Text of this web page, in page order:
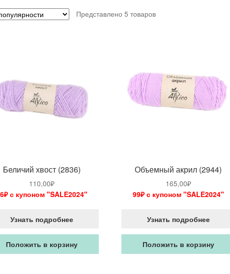
Представлено 5 товаров
Беличий хвост (2836)
110,00₽
с купоном "SALE2024"
Узнать подробнее
Положить в корзину
Объемный акрил (2944)
165,00₽
99₽ с купоном "SALE2024"
Узнать подробнее
Положить в корзину